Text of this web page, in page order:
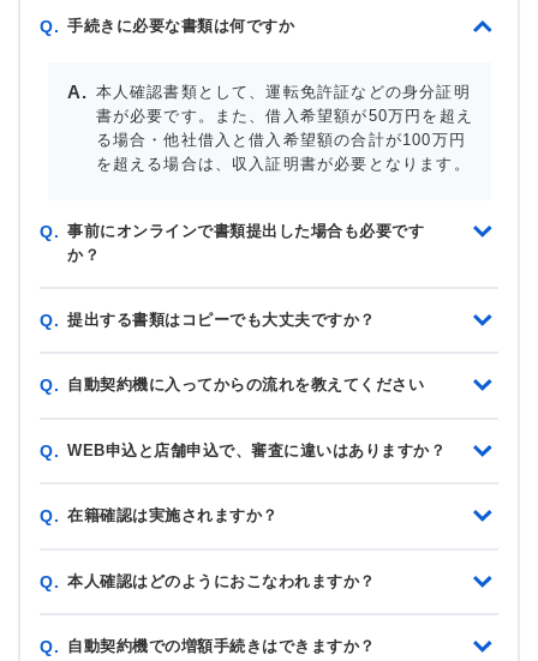
Q. 手続きに必要な書類は何ですか
本人確認書類として、運転免許証などの身分証明
書が必要です。また、借入希望額が50万円を超え
る場合・他社借入と借入希望額の合計が100万円
を超える場合は、収入証明書が必要となります。
Q. 事前にオンラインで書類提出した場合も必要です
か？
Q. 提出する書類はコピーでも大丈夫ですか？
Q. 自動契約機に入ってからの流れを教えてください
Q. WEB申込と店舗申込で、審査に違いはありますか？
Q. 在籍確認は実施されますか？
Q. 本人確認はどのようにおこなわれますか？
Q. 自動契約機での増額手続きはできますか？